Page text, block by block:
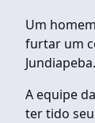
Um
furtar um
Jundiapeba.
A equipe
ter tido